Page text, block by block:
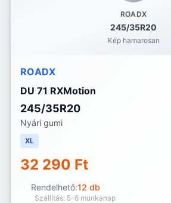
ROADX
245/35R20
Kép hamarosan
ROADX
DU 71 RXMotion
245/35R20
Nyári gumi
XL
32 290 Ft
Rendelhető:12 db
Szállítás: 5-6 munkanap